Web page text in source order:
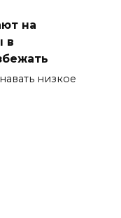
на
в
низкое